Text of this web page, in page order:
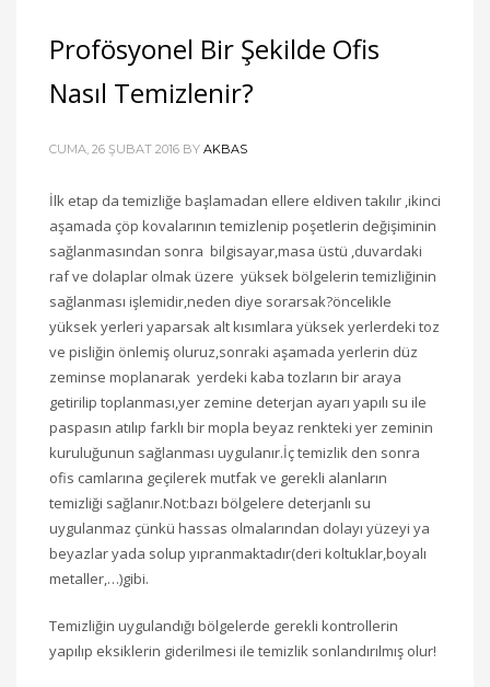
Profösyonel Bir Şekilde Ofis
Nasıl Temizlenir?
CUMA, 26 ŞUBAT 2016 BY AKBAS
İlk etap da temizliğe başlamadan ellere eldiven takılır ,ikinci
aşamada çöp kovalarının temizlenip poşetlerin değişiminin
sağlanmasından sonra bilgisayar,masa üstü ,duvardaki
raf ve dolaplar olmak üzere yüksek bölgelerin temizliğinin
sağlanması işlemidir,neden diye sorarsak?öncelikle
yüksek yerleri yaparsak alt kısımlara yüksek yerlerdeki toz
ve pisliğin önlemiş oluruz,sonraki aşamada yerlerin düz
zeminse moplanarak yerdeki kaba tozların bir araya
getirilip toplanması,yer zemine deterjan ayarı yapılı su ile
paspasın atılıp farklı bir mopla beyaz renkteki yer zeminin
kuruluğunun sağlanması uygulanır.İç temizlik den sonra
ofis camlarına geçilerek mutfak ve gerekli alanların
temizliği sağlanır.Not:bazı bölgelere deterjanlı su
uygulanmaz çünkü hassas olmalarından dolayı yüzeyi ya
beyazlar yada solup yıpranmaktadır(deri koltuklar,boyalı
metaller,…)gibi.
Temizliğin uygulandığı bölgelerde gerekli kontrollerin
yapılıp eksiklerin giderilmesi ile temizlik sonlandırılmış olur!